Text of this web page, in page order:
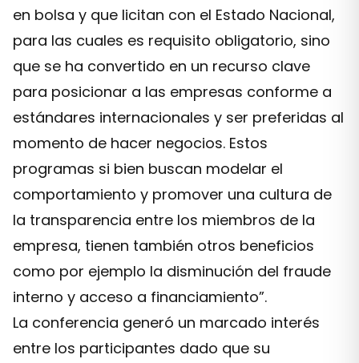
en bolsa y que licitan con el Estado Nacional,
para las cuales es requisito obligatorio, sino
que se ha convertido en un recurso clave
para posicionar a las empresas conforme a
estándares internacionales y ser preferidas al
momento de hacer negocios. Estos
programas si bien buscan modelar el
comportamiento y promover una cultura de
la transparencia entre los miembros de la
empresa, tienen también otros beneficios
como por ejemplo la disminución del fraude
interno y acceso a financiamiento”.
La conferencia generó un marcado interés
entre los participantes dado que su